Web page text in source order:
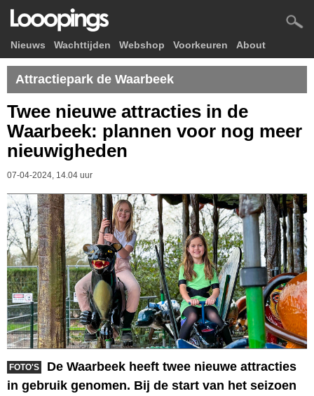
Nieuws Wachttijden Webshop Voorkeuren About
Attractiepark de Waarbeek
Twee nieuwe attracties in de
Waarbeek: plannen voor nog meer
nieuwigheden
07-04-2024, 14.04 uur
FOTO'S
De Waarbeek heeft twee nieuwe attracties
in gebruik genomen. Bij de start van het seizoen